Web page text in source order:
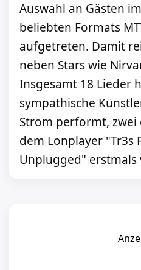
Auswahl an Gästen
beliebten Formats
aufgetreten. Damit
neben Stars wie
Insgesamt 18 Lieder
sympathische
Strom performt,
dem Lonplayer "Tr3s
Unplugged"